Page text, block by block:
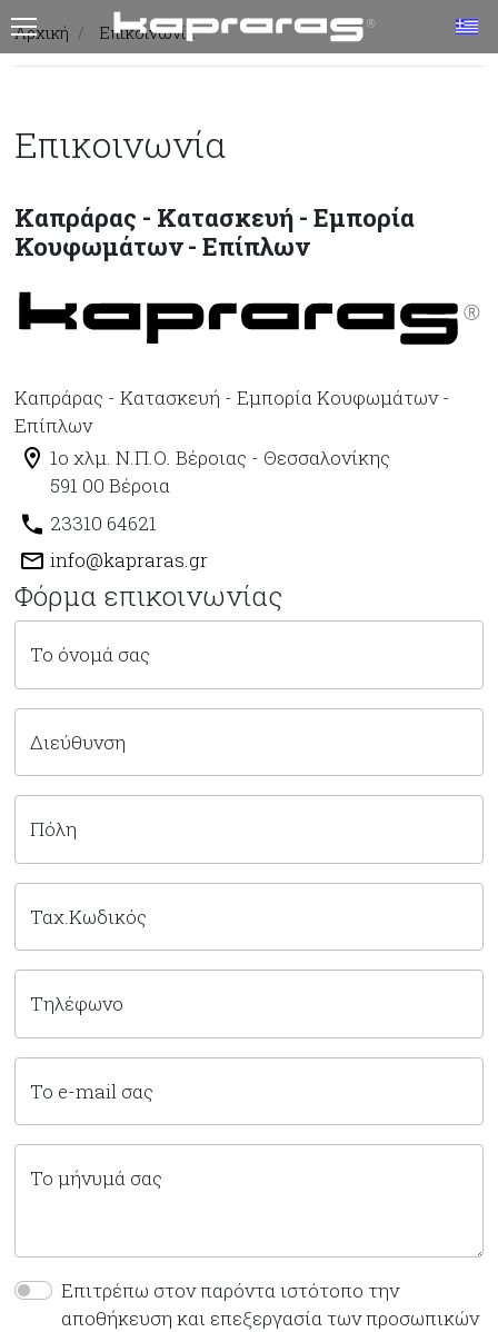
Αρχική Επικοινωνία
Επικοινωνία
Καπράρας - Κατασκευή - Εμπορία
Κουφωμάτων - Επίπλων
Καπράρας - Κατασκευή - Εμπορία Κουφωμάτων -
Επίπλων
1ο χλμ. Ν.Π.Ο. Βέροιας - Θεσσαλονίκης
591 00 Βέροια
23310 64621
info@kapraras.gr
Φόρμα επικοινωνίας
Το όνομά σας
Διεύθυνση
Πόλη
Ταχ.Κωδικός
Τηλέφωνο
Το e-mail σας
Το μήνυμά σας
Επιτρέπω στον παρόντα ιστότοπο την
αποθήκευση και επεξεργασία των προσωπικών